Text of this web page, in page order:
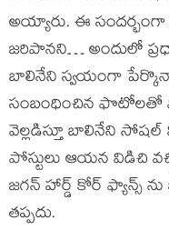
అయ్యారు. ఈ
జరిపానని… అందులో
బాలినేని స్వయంగా
సంబంధించిన ఫొటోలతో
వెల్లడిస్తూ బాలినేని
పోస్టులు ఆయన విడిచి
జగన్ హార్డ్ కోర్ ఫ్యాన్స్
తప్పదు.